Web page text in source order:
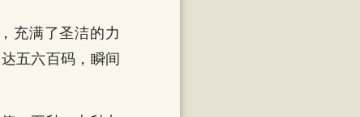
充满了圣洁的力
五六百码，瞬间